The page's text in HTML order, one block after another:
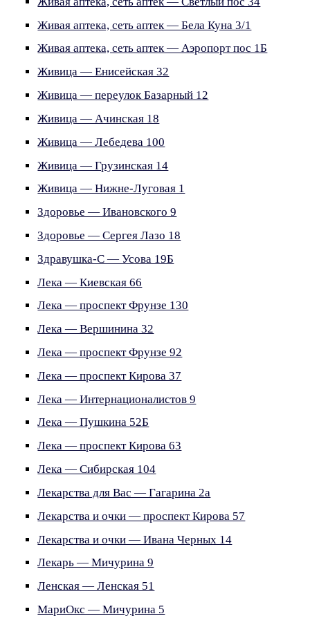
Живая аптека, сеть аптек — Бела Куна 3/1
Живая аптека, сеть аптек — Аэропорт пос 1Б
Живица — Енисейская 32
Живица — переулок Базарный 12
Живица — Ачинская 18
Живица — Лебедева 100
Живица — Грузинская 14
Живица — Нижне-Луговая 1
Здоровье — Ивановского 9
Здоровье — Сергея Лазо 18
Здравушка-С — Усова 19Б
Лека — Киевская 66
Лека — проспект Фрунзе 130
Лека — Вершинина 32
Лека — проспект Фрунзе 92
Лека — проспект Кирова 37
Лека — Интернационалистов 9
Лека — Пушкина 52Б
Лека — проспект Кирова 63
Лека — Сибирская 104
Лекарства для Вас — Гагарина 2а
Лекарства и очки — проспект Кирова 57
Лекарства и очки — Ивана Черных 14
Лекарь — Мичурина 9
Ленская — Ленская 51
МариОкс — Мичурина 5